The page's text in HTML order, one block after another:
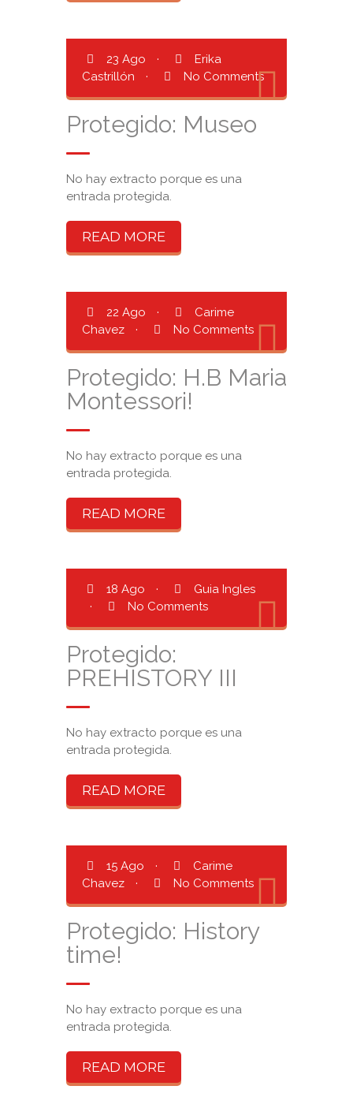
23 Ago ·
Erika
Castrillón
· No Comments
Protegido: Museo
No hay extracto porque es una
entrada protegida.
READ MORE
22 Ago ·
Carime
Chavez
· No Comments
Protegido: H.B Maria
Montessori!
No hay extracto porque es una
entrada protegida.
READ MORE
18 Ago ·
Guia Ingles
·
No Comments
Protegido:
PREHISTORY III
No hay extracto porque es una
entrada protegida.
READ MORE
15 Ago ·
Carime
Chavez
· No Comments
Protegido: History
time!
No hay extracto porque es una
entrada protegida.
READ MORE